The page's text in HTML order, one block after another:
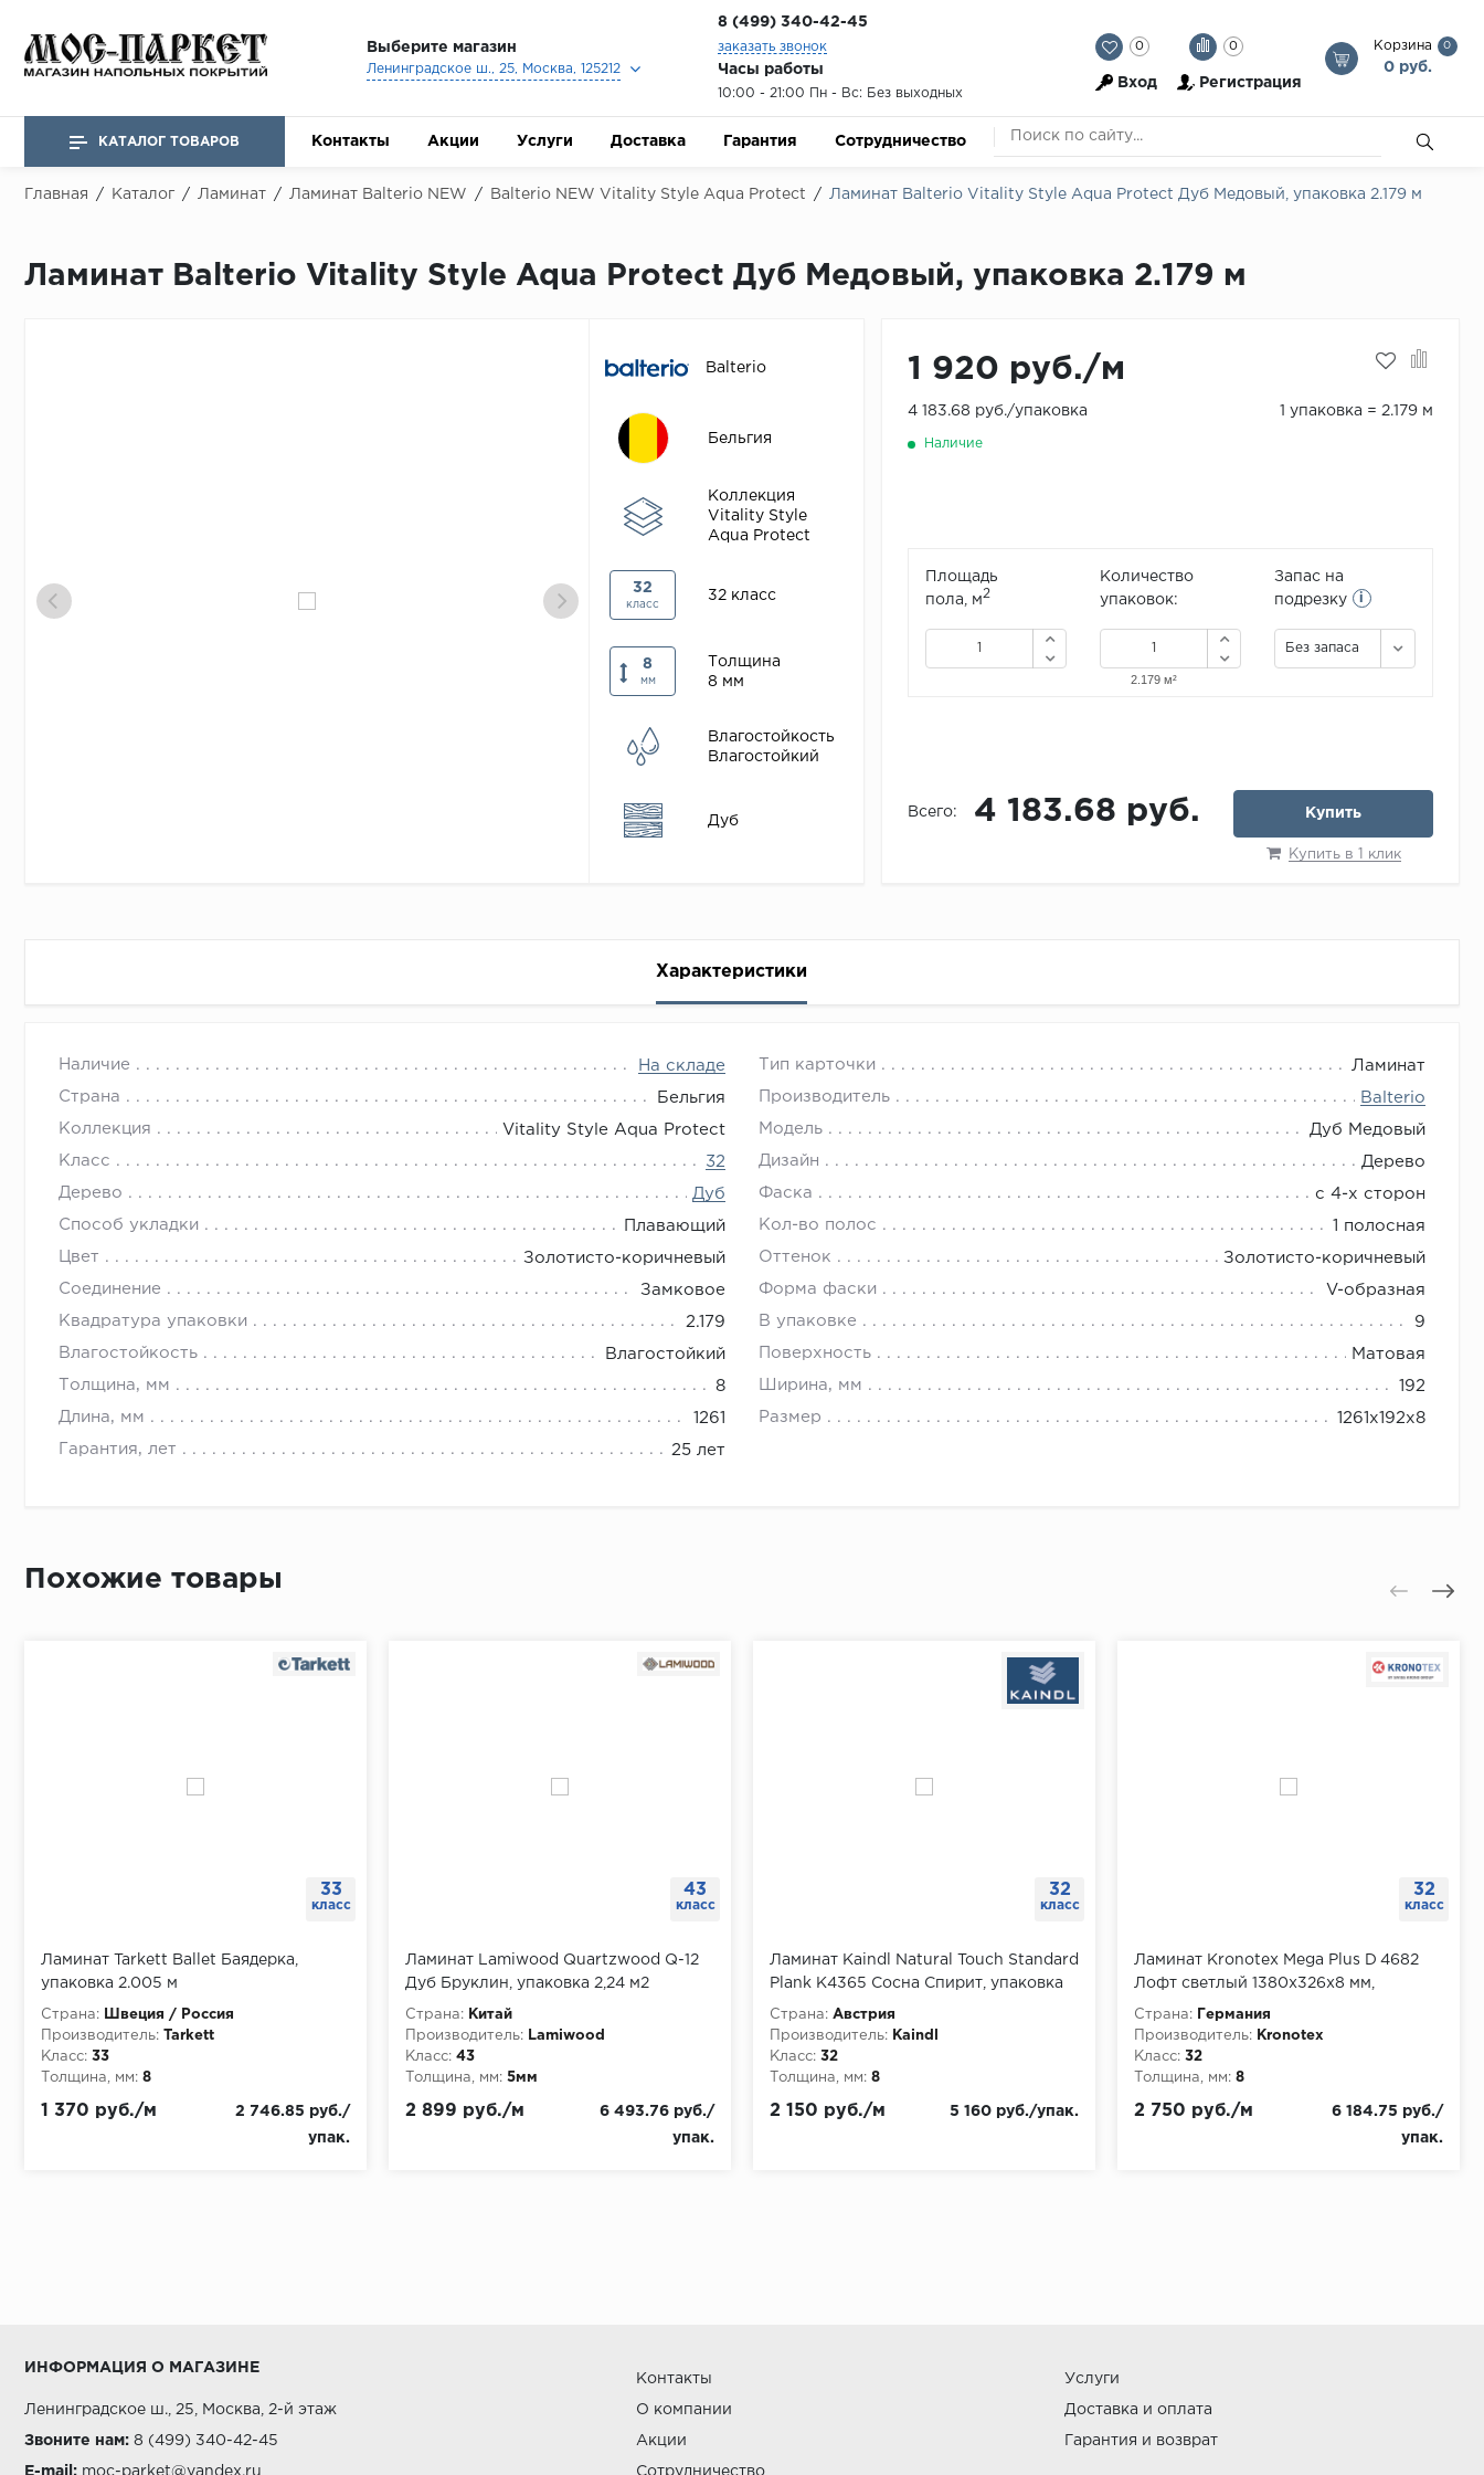
Выберите магазин
Ленинградское ш., 25, Москва, 125212
8 (499) 340-42-45
заказать звонок
Часы работы
10:00 - 21:00 Пн - Вс: Без выходных
0 0
Вход Регистрация
Корзина 0
0 руб.
КАТАЛОГ ТОВАРОВ Контакты Акции Услуги Доставка Гарантия Сотрудничество
Главная / Каталог / Ламинат / Ламинат Balterio NEW / Balterio NEW Vitality Style Aqua Protect / Ламинат Balterio Vitality Style Aqua Protect Дуб Медовый, упаковка 2.179 м
Ламинат Balterio Vitality Style Aqua Protect Дуб Медовый, упаковка 2.179 м
Balterio
Бельгия
Коллекция
Vitality Style
Aqua Protect
32
класс
32 класс
8
мм
Толщина
8 мм
Влагостойкость
Влагостойкий
Дуб
1 920 руб./м
4 183.68 руб./упаковка 1 упаковка = 2.179 м
Наличие
Площадь
пола, м2
Количество
упаковок:
Запас на
подрезку
i
Без запаса
Всего: 4 183.68 руб. Купить
Купить в 1 клик
Характеристики
Наличие На складе Тип карточки Ламинат
Страна Бельгия Производитель Balterio
Коллекция Vitality Style Aqua Protect Модель Дуб Медовый
Класс 32 Дизайн Дерево
Дерево Дуб Фаска с 4-х сторон
Способ укладки Плавающий Кол-во полос 1 полосная
Цвет Золотисто-коричневый Оттенок Золотисто-коричневый
Соединение Замковое Форма фаски V-образная
Квадратура упаковки 2.179 В упаковке 9
Влагостойкость Влагостойкий Поверхность Матовая
Толщина, мм 8 Ширина, мм 192
Длина, мм 1261 Размер 1261х192х8
Гарантия, лет 25 лет
Похожие товары
33
класс
Ламинат Tarkett Ballet Баядерка,
упаковка 2.005 м
Страна:
Швеция / Россия
Производитель:
Tarkett
Класс: 33
Толщина, мм: 8
1 370 руб./м
2 746.85 руб./
упак.
43
класс
Ламинат Lamiwood Quartzwood Q-12
Дуб Бруклин, упаковка 2,24 м2
Страна:
Китай
Производитель:
Lamiwood
Класс: 43
Толщина, мм: 5мм
2 899 руб./м
6 493.76 руб./
упак.
32
класс
Ламинат Kaindl Natural Touch Standard
Plank K4365 Сосна Спирит, упаковка
2.4 м
Страна: Австрия
Производитель:
Kaindl
Класс: 32
Толщина, мм: 8
2 150 руб./м 5 160 руб./упак.
32
класс
Ламинат Kronotex Mega Plus D 4682
Лофт светлый 1380x326x8 мм,
упаковка 2,249 м
Страна:
Германия
Производитель:
Kronotex
Класс: 32
Толщина, мм: 8
2 750 руб./м
6 184.75 руб./
упак.
ИНФОРМАЦИЯ О МАГАЗИНЕ
Ленинградское ш., 25, Москва, 2-й этаж
Звоните нам: 8 (499) 340-42-45
E-mail: moc-parket@yandex.ru
Контакты
О компании
Акции
Сотрудничество
Услуги
Доставка и оплата
Гарантия и возврат